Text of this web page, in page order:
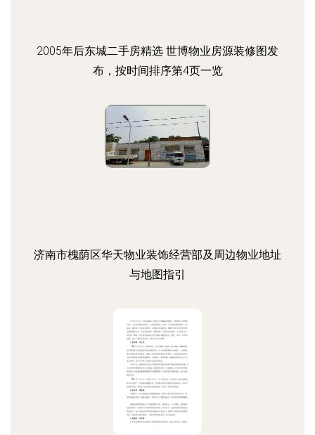
2005年后东城二手房精选 世博物业房源装修图发
布，按时间排序第4页一览
济南市槐荫区华天物业装饰经营部及周边物业地址
与地图指引